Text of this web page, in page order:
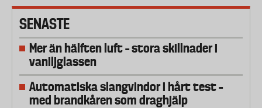
SENASTE
Mer än hälften luft – stora skillnader i
vaniljglassen
Automatiska slangvindor i hårt test –
med brandkåren som draghjälp